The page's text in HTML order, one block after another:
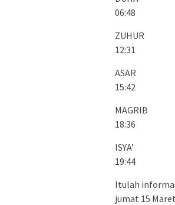
06:48
ZUHUR
12:31
ASAR
15:42
MAGRIB
18:36
ISYA’
19:44
Itulah
jumat 15